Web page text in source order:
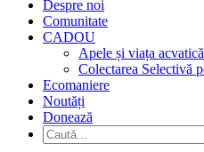
Despre noi
Comunitate
CADOU
Apele și viața acvatică
Colectarea Selectivă
Ecomaniere
Noutăți
Donează